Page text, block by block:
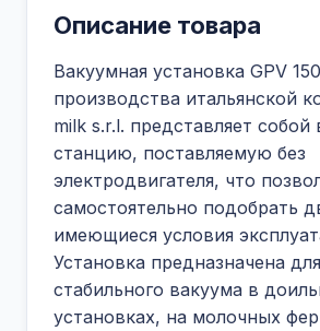
Описание товара
Вакуумная установка GPV
производства итальянской
milk s.r.l. представляет
станцию, поставляемую без
электродвигателя, что
самостоятельно подобрать
имеющиеся условия
Установка предназначена
стабильного вакуума в
установках, на молочных